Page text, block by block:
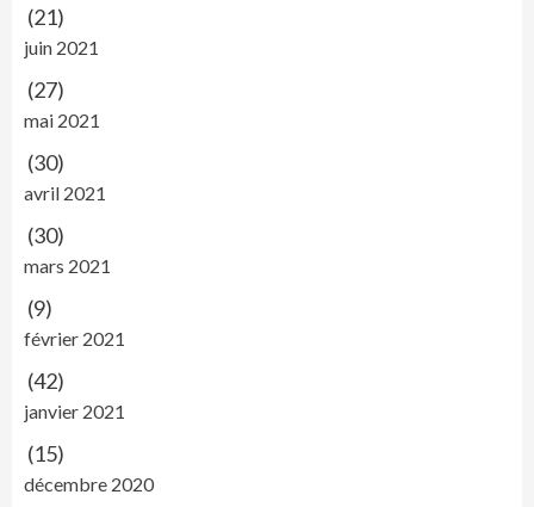
(21)
juin 2021
(27)
mai 2021
(30)
avril 2021
(30)
mars 2021
(9)
février 2021
(42)
janvier 2021
(15)
décembre 2020